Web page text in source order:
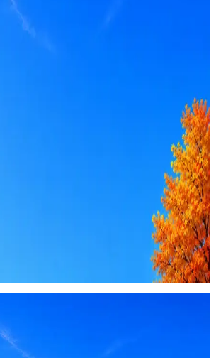
быстрее с Эйч
работодатель просит войти через
прислать код или пароль,
деньги — это мошенники.
поиска с AI: рынки, позиции, вилка, каналы